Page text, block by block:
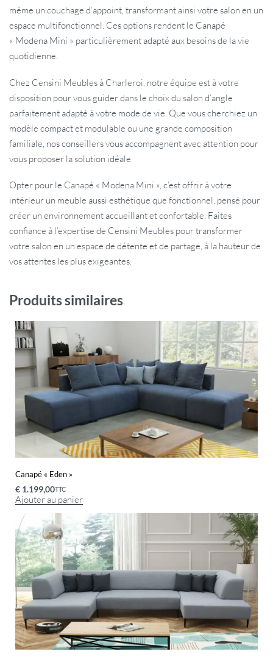
même un couchage d’appoint, transformant ainsi votre salon en un
espace multifonctionnel. Ces options rendent le Canapé
« Modena Mini » particulièrement adapté aux besoins de la vie
quotidienne.
Chez Censini Meubles à Charleroi, notre équipe est à votre
disposition pour vous guider dans le choix du salon d’angle
parfaitement adapté à votre mode de vie. Que vous cherchiez un
modèle compact et modulable ou une grande composition
familiale, nos conseillers vous accompagnent avec attention pour
vous proposer la solution idéale.
Opter pour le Canapé « Modena Mini », c’est offrir à votre
intérieur un meuble aussi esthétique que fonctionnel, pensé pour
créer un environnement accueillant et confortable. Faites
confiance à l’expertise de Censini Meubles pour transformer
votre salon en un espace de détente et de partage, à la hauteur de
vos attentes les plus exigeantes.
Produits similaires
Canapé « Eden »
€ 1.199,00TTC
Ajouter au panier